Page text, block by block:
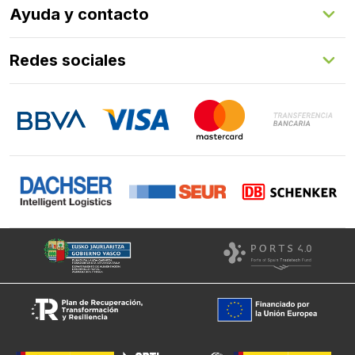
Programa de fidelización
Ayuda y contacto
FAQs
Contacto
Redes sociales
Instagram
Facebook